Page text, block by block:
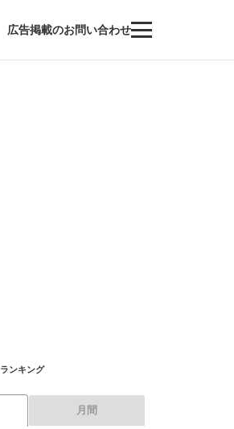
広告掲載のお問い合わせ
ランキング
月間